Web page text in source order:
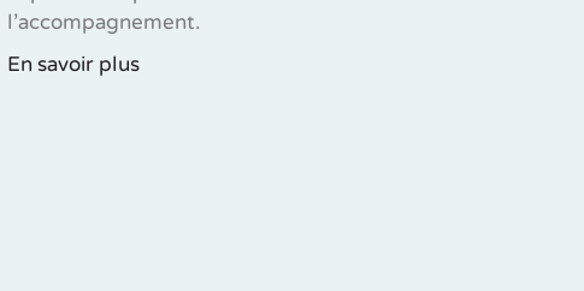
l’accompagnement.
En savoir plus